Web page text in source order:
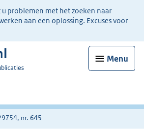
problemen met het zoeken naar
aan een oplossing. Excuses voor
Menu
nr. 645